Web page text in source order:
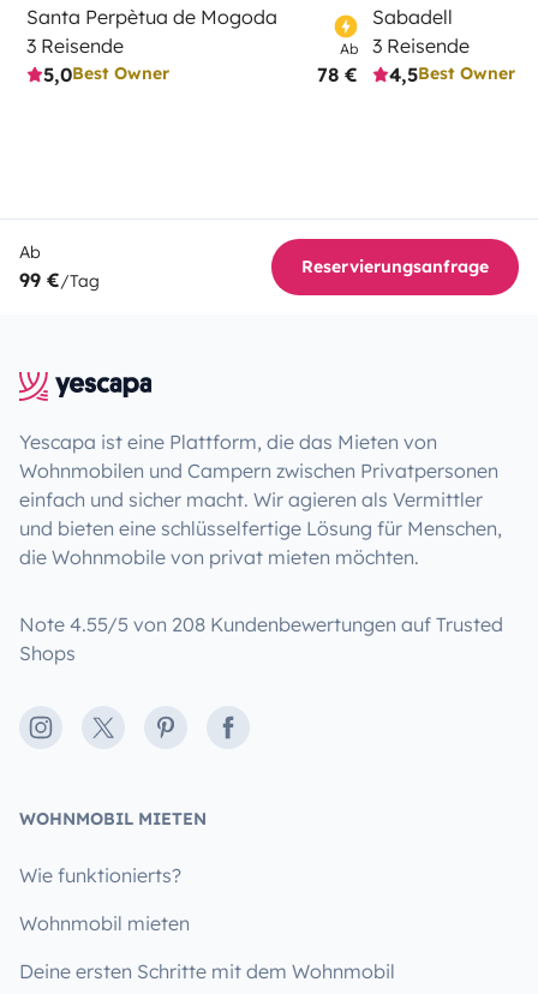
Santa Perpètua de Mogoda
3 Reisende
5,0Best Owner
Ab
78 €
Sabadell
3 Reisende
4,5Best Owner
Ab
99 €/Tag
Reservierungsanfrage
Yescapa ist eine Plattform, die das Mieten von
Wohnmobilen und Campern zwischen Privatpersonen
einfach und sicher macht. Wir agieren als Vermittler
und bieten eine schlüsselfertige Lösung für Menschen,
die Wohnmobile von privat mieten möchten.
Note 4.55/5 von 208 Kundenbewertungen auf Trusted
Shops
Instagram
X PinterestFacebook
WOHNMOBIL MIETEN
Wie funktionierts?
Wohnmobil mieten
Deine ersten Schritte mit dem Wohnmobil